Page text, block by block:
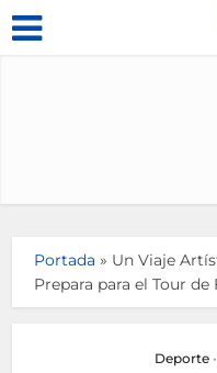
Portada » Un Viaje
Prepara para el Tour de
Deporte •